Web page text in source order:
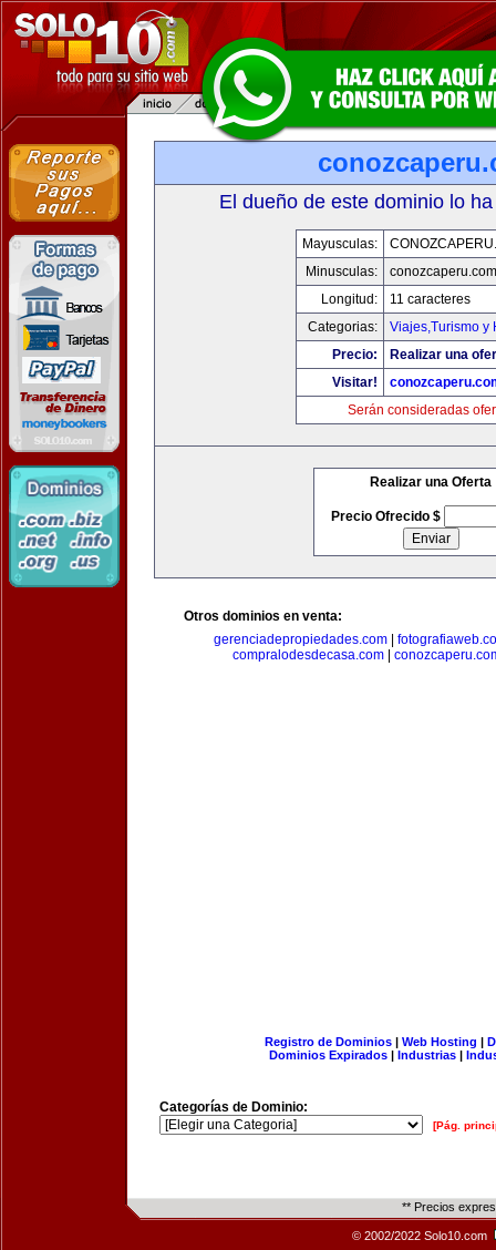
El dueño de este dominio lo
Mayusculas:
Minusculas:
conozcaperu.com
Longitud:
11 caracteres
Categorias:
Viajes,Turismo y
Precio:
Realizar una
Visitar!
Serán consideradas
Realizar una Oferta
Precio Ofrecido $
Otros dominios en venta:
gerenciadepropiedades.com|
compralodesdecasa.com
Registro de Dominios| Web Hosting |
Dominios Expirados | Industrias |
Categorías de Dominio:
[Pág.
** Precios
© 2002/2022 Solo10.com